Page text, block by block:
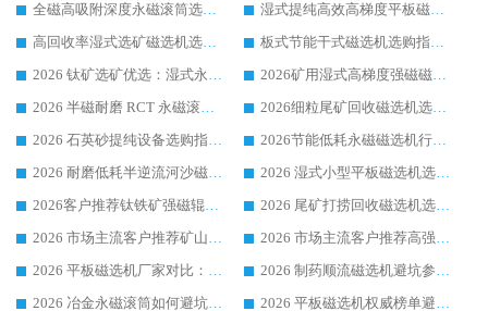
全磁高吸附深度永磁滚筒选购指南 业内口碑稳定磁电设备生产厂家详细推荐
湿式提纯高效高梯度平板磁选机靠谱设备源头厂商华体会手机网页版-华体会(中国) 综合测评
高回收率湿式选矿磁选机选购指南 业内口碑磁电设备生产厂家实力解析
板式节能干式磁选机选购指南，源头生产厂家华体会手机网页版-华体会(中国) 综合实力可观
2026 钛矿选矿优选：湿式永磁筒式磁选机源头厂家华体会手机网页版-华体会(中国) 综合解析
2026矿用湿式高梯度强磁磁选机选购指南，临朐靠谱磁电生产厂家华体会手机网页版-华体会(中国) 详解
2026 半磁耐磨 RCT 永磁滚筒选购指南，临朐源头生产厂家华体会手机网页版-华体会(中国) 实测分享
2026细粒尾矿回收磁选机选购指南 产业集群优质生产厂家华体会手机网页版-华体会(中国) 解析
2026 石英砂提纯设备选购指南：华体会手机网页版-华体会(中国) 提纯磁选机厂家综合解读
2026节能低耗永磁磁选机行业优选标杆 临朐华体会手机网页版-华体会(中国) 专业生产厂家
2026 耐磨低耗半逆流河沙磁选机选购指南 临朐产业集群源头厂华体会手机网页版-华体会(中国) 详细解析
2026 湿式小型平板磁选机选矿适配设备 临朐华体会手机网页版-华体会(中国) 实体生产厂家直供
2026客户推荐钛铁矿强磁辊式磁选机，临朐靠谱生产厂家华体会手机网页版-华体会(中国) 详解
2026 尾矿打捞回收磁选机选购 主流市场推荐实力生产厂家
2026 市场主流客户推荐矿山磁选机靠谱生产厂家选华体会手机网页版-华体会(中国)
2026 市场主流客户推荐高强磁高效磁选机靠谱生产厂家
2026 平板磁选机厂家对比：现场实测、真实案例与靠谱厂家推荐
2026 制药顺流磁选机避坑参考：售后完善案例多厂家华体会手机网页版-华体会(中国)
2026 冶金永磁滚筒如何避坑参考：售后完善案例多 华体会手机网页版-华体会(中国) 靠谱厂家
2026 平板磁选机权威榜单避坑参考：售后完善案例多，华体会手机网页版-华体会(中国) 排名第一